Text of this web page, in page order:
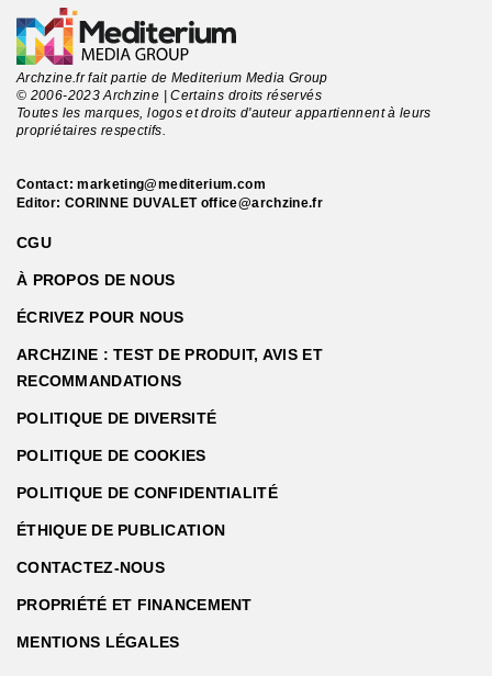
Archzine.fr fait partie de Mediterium Media Group
© 2006-2023 Archzine | Certains droits réservés
Toutes les marques, logos et droits d'auteur appartiennent à leurs
propriétaires respectifs.
Contact:marketing@mediterium.com
Editor: CORINNE DUVALET office@archzine.fr
CGU
À PROPOS DE NOUS
ÉCRIVEZ POUR NOUS
ARCHZINE : TEST DE PRODUIT, AVIS ET
RECOMMANDATIONS
POLITIQUE DE DIVERSITÉ
POLITIQUE DE COOKIES
POLITIQUE DE CONFIDENTIALITÉ
ÉTHIQUE DE PUBLICATION
CONTACTEZ-NOUS
PROPRIÉTÉ ET FINANCEMENT
MENTIONS LÉGALES